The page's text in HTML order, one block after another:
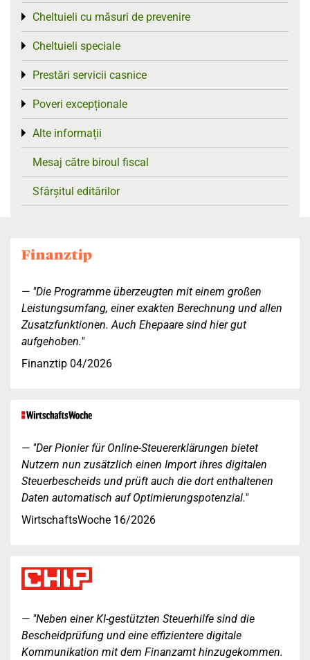
Cheltuieli cu măsuri de prevenire
Toggle menu
Cheltuieli speciale
Toggle menu
Prestări servicii casnice
Toggle menu
Poveri excepționale
Toggle menu
Alte informații
Toggle menu
Mesaj către biroul fiscal
Sfârșitul editărilor
"Die Programme überzeugten mit einem großen
Leistungsumfang, einer exakten Berechnung und allen
Zusatzfunktionen. Auch Ehepaare sind hier gut
aufgehoben."
Finanztip 04/2026
"Der Pionier für Online-Steuererklärungen bietet
Nutzern nun zusätzlich einen Import ihres digitalen
Steuerbescheids und prüft auch die dort enthaltenen
Daten automatisch auf Optimierungspotenzial."
WirtschaftsWoche 16/2026
"Neben einer KI-gestützten Steuerhilfe sind die
Bescheidprüfung und eine effizientere digitale
Kommunikation mit dem Finanzamt hinzugekommen.